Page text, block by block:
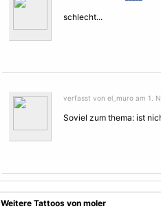
schlecht...
verfasst von el_muro am 1.
Soviel zum thema: ist
Weitere Tattoos von moler